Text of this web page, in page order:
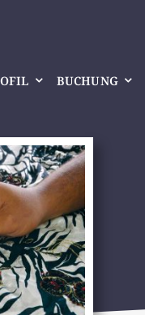
BUCHUNG